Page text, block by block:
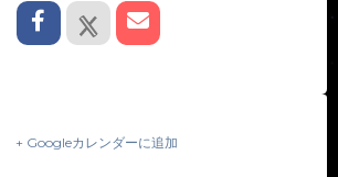
+ Googleカレンダーに追加